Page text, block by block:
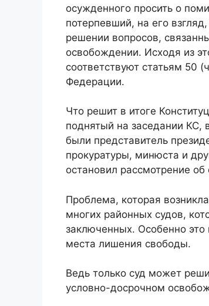
осужденного просить о
потерпевший, на его
решении вопросов,
освобождении. Исходя из
соответствуют статьям 50
Федерации.
Что решит в итоге
поднятый на заседании КС,
были представитель
прокуратуры, минюста и
остановил рассмотрение
Проблема, которая
многих районных судов,
заключенных. Особенно это
места лишения свободы.
Ведь только суд может
условно-досрочном